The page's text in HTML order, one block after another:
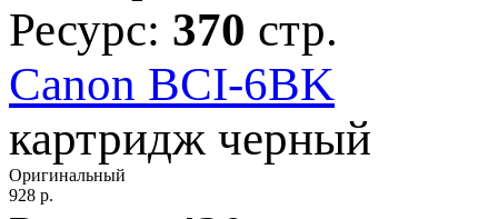
Ресурс: 370 стр.
Canon BCI-6BK
картридж черный
Оригинальный
928 р.